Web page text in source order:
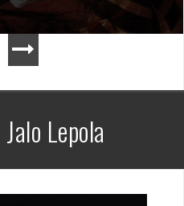
Jalo Lepola